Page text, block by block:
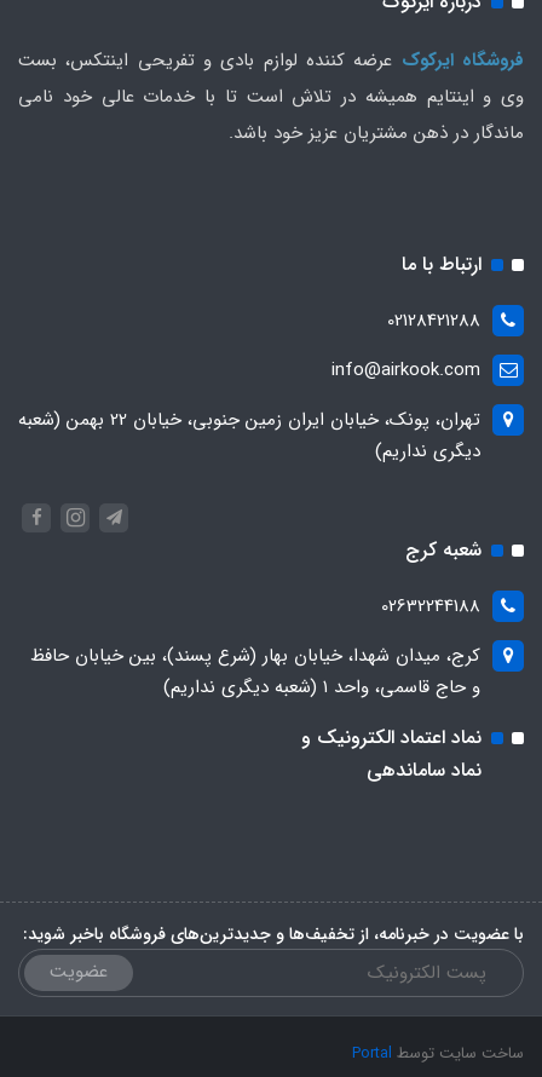
فروشگاه ایرکوک عرضه کننده لوازم بادی و تفریحی اینتکس، بست
وی و اینتایم همیشه در تلاش است تا با خدمات عالی خود نامی
ماندگار در ذهن مشتریان عزیز خود باشد.
ارتباط با ما
02128421288
info@airkook.com
تهران، پونک، خیابان ایران زمین جنوبی، خیابان 22 بهمن (شعبه
دیگری نداریم)
شعبه کرج
02632244188
کرج، میدان شهدا، خیابان بهار (شرع پسند)، بین خیابان حافظ
و حاج قاسمی، واحد ۱ (شعبه دیگری نداریم)
نماد اعتماد الکترونیک و
نماد ساماندهی
با عضویت در خبرنامه، از تخفیف‌ها و جدیدترین‌های فروشگاه باخبر شوید:
عضویت
ساخت سایت توسط Portal